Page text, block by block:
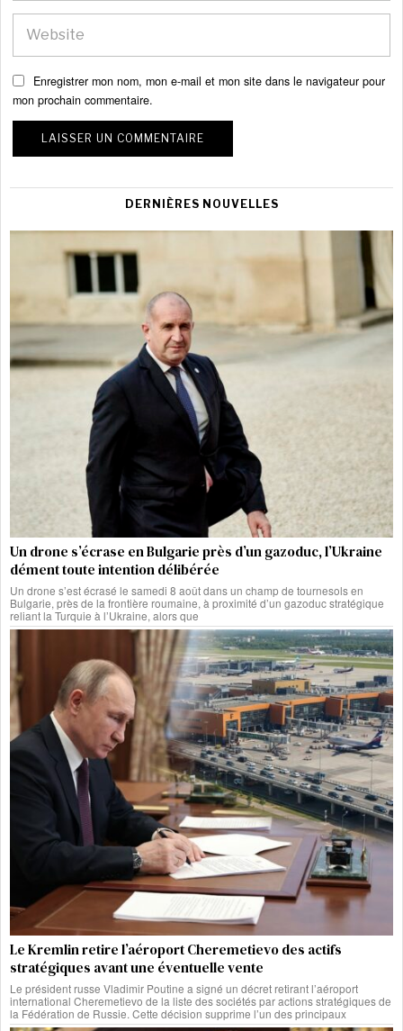
Enregistrer mon nom, mon e-mail et mon site dans le navigateur pour
mon prochain commentaire.
DERNIÈRES NOUVELLES
Un drone s’écrase en Bulgarie près d’un gazoduc, l’Ukraine
dément toute intention délibérée
Un drone s’est écrasé le samedi 8 août dans un champ de tournesols en
Bulgarie, près de la frontière roumaine, à proximité d’un gazoduc stratégique
reliant la Turquie à l’Ukraine, alors que
Le Kremlin retire l’aéroport Cheremetievo des actifs
stratégiques avant une éventuelle vente
Le président russe Vladimir Poutine a signé un décret retirant l’aéroport
international Cheremetievo de la liste des sociétés par actions stratégiques de
la Fédération de Russie. Cette décision supprime l’un des principaux